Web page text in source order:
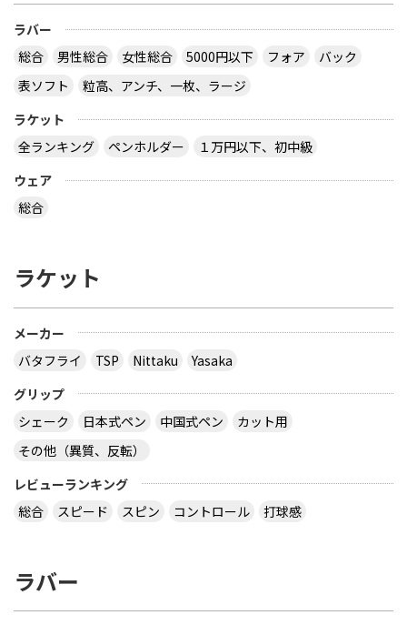
ラバー
総合
男性総合 女性総合 5000円以下 フォア
バック
表ソフト
粒高、アンチ、一枚、ラージ
ラケット
全ランキング
ペンホルダー
１万円以下、初中級
ウェア
総合
ラケット
メーカー
バタフライ
TSP Nittaku
Yasaka
グリップ
シェーク
日本式ペン 中国式ペン
カット用
その他（異質、反転）
レビューランキング
総合
スピード スピン コントロール 打球感
ラバー